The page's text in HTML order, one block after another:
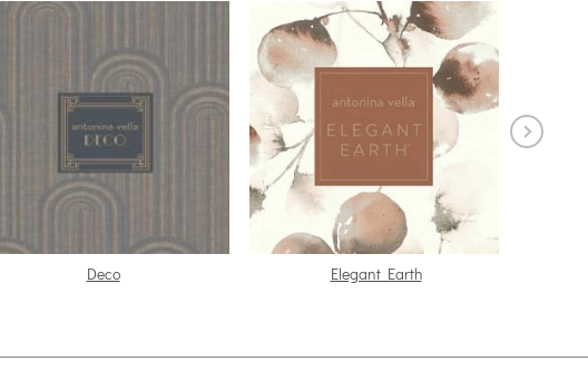
Deco Elegant Earth